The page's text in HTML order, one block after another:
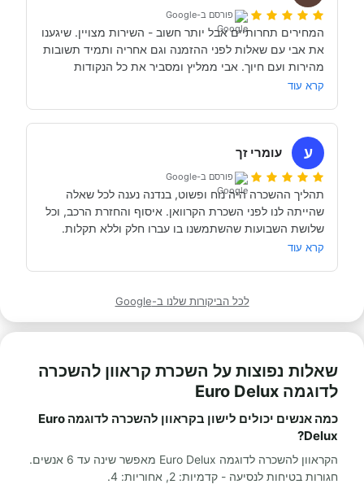
היה זמין לכל שאלה, לפני ובמהלך השהות שלנו (וכמעט ולא
השכרנו את הקרוואן בדורטמונד, בגרמניה- קיבלנו את האוטו
תודה אבי!
פורסם ב-Google
קרא עוד
ע עומרי זך
פורסם ב-Google
מאוד מומלץ לכל מי שרוצה לעשות חופשה בקרוואן.
קרא עוד
לכל הביקורות שלנו ב-Google
שאלות נפוצות על השכרת קראוון להשכרה
לדוגמה Euro Delux
כמה אנשים יכולים לישון בקראוון להשכרה לדוגמה Euro
Delux?
הקראוון להשכרה לדוגמה Euro Delux מאפשר שינה עד 6 אנשים.
חגורות בטיחות לנסיעה - קדמיות: 2, אחוריות: 4.